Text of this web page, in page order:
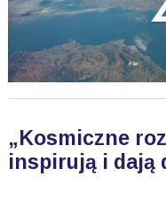
„Kosmiczne
inspirują i dają